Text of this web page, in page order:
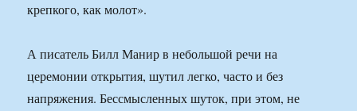
крепкого, как молот».
А писатель Билл Манир в небольшой речи на
церемонии открытия, шутил легко, часто и без
напряжения. Бессмысленных шуток, при этом, не